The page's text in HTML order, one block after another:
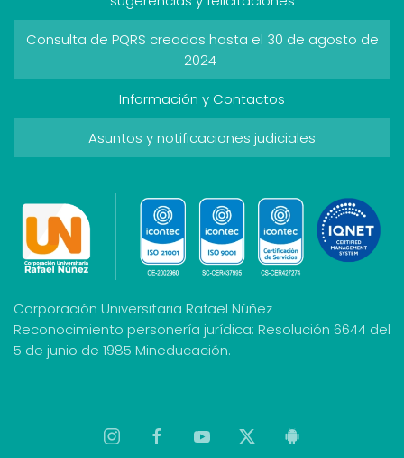
Consulta de PQRS creados hasta el 30 de agosto de
2024
Información y Contactos
Asuntos y notificaciones judiciales
Corporación Universitaria Rafael Núñez
Reconocimiento personería jurídica: Resolución 6644 del
5 de junio de 1985 Mineducación.